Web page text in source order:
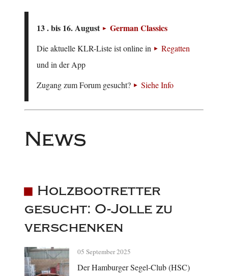
13 . bis 16. August German Classics
Die aktuelle KLR-Liste ist online in
Regatten
und in der App
Zugang zum Forum gesucht?
Siehe Info
News
Holzbootretter
gesucht: O-Jolle zu
verschenken
05 September 2025
Der Hamburger Segel-Club (HSC)